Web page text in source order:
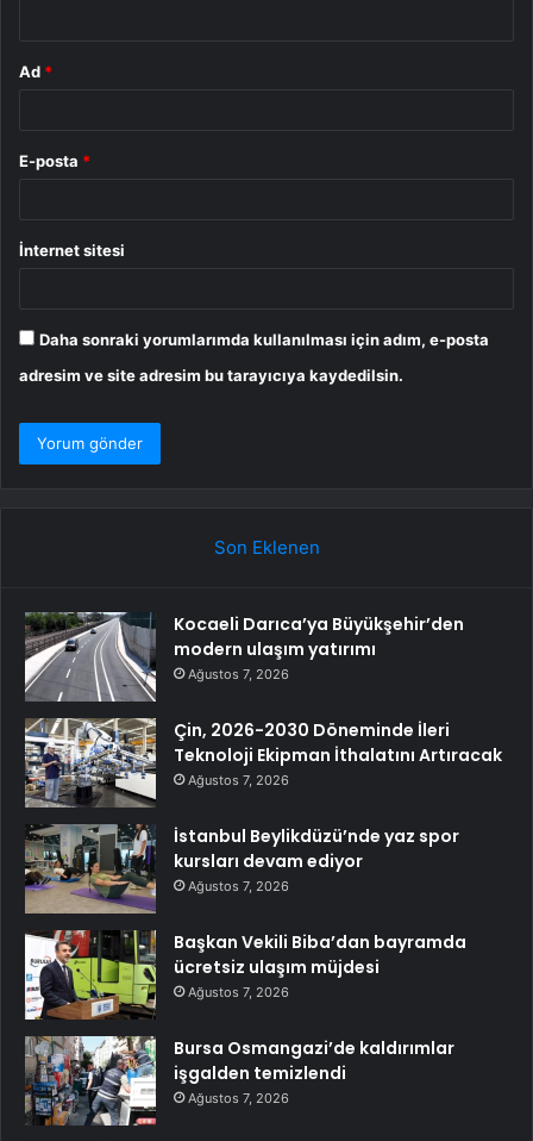
Ad *
E-posta *
İnternet sitesi
Daha sonraki yorumlarımda kullanılması için adım, e-posta
adresim ve site adresim bu tarayıcıya kaydedilsin.
Son Eklenen
Kocaeli Darıca’ya Büyükşehir’den
modern ulaşım yatırımı
Ağustos 7, 2026
Çin, 2026-2030 Döneminde İleri
Teknoloji Ekipman İthalatını Artıracak
Ağustos 7, 2026
İstanbul Beylikdüzü’nde yaz spor
kursları devam ediyor
Ağustos 7, 2026
Başkan Vekili Biba’dan bayramda
ücretsiz ulaşım müjdesi
Ağustos 7, 2026
Bursa Osmangazi’de kaldırımlar
işgalden temizlendi
Ağustos 7, 2026